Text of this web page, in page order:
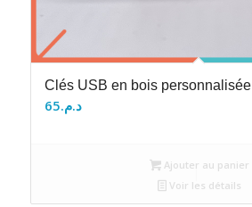
Clés USB en bois personnalisée
د.م.65
Ajouter au panier
Voir les détails